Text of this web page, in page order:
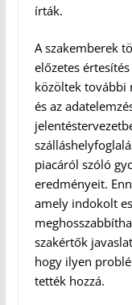
írták.
A szakemberek
előzetes
közöltek további
és az
piacáról szóló
eredményeit.
amely indokolt
szakértők
hogy ilyen
tették hozzá.